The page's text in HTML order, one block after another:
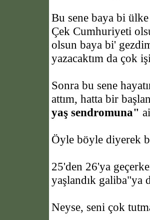
Bu sene baya bi
Çek Cumhuriyeti
olsun baya bi'
yazacaktım da çok
Sonra bu sene
attım, hatta bir
yaş sendromuna"
Öyle böyle diyerek
25'den 26'ya
yaşlandık galiba"ya
Neyse, seni çok